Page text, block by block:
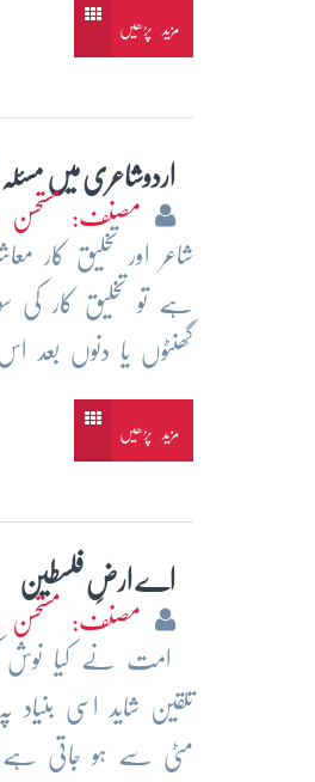
مزید پڑھیں
اردوشاعری میں
مصنف: مستحسن
شاعر اور تخلیق کار
ہے تو تخلیق کار کی
گھنٹوں یا دنوں
مزید پڑھیں
اے ارضِ فلسطین
مصنف: مستحسن
امت نے کیا نوش
تلقین شاید اسی
مٹی سے ہو جاتی